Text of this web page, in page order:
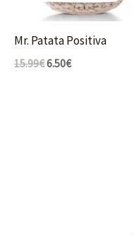
Mr. Patata Positiva
15.99€6.50€